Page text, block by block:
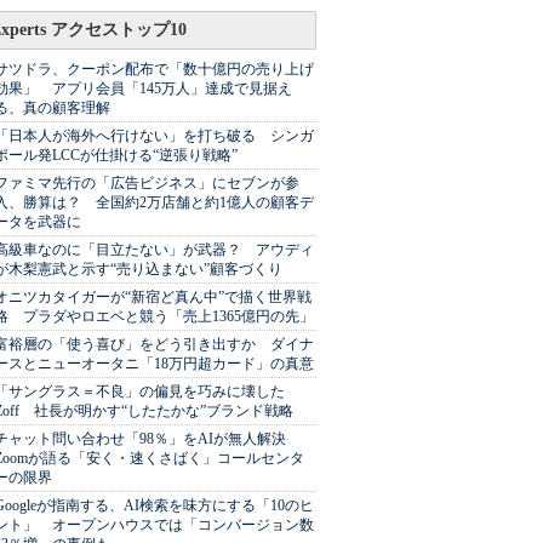
アクセストップ10
ツドラ、クーポン配布で「数十億円の売り上げ
果」 アプリ会員「145万人」達成で見据え
、真の顧客理解
日本人が海外へ行けない」を打ち破る シンガ
ール発LCCが仕掛ける“逆張り戦略”
ァミマ先行の「広告ビジネス」にセブンが参
、勝算は？ 全国約2万店舗と約1億人の顧客デ
タを武器に
級車なのに「目立たない」が武器？ アウディ
木梨憲武と示す“売り込まない”顧客づくり
ニツカタイガーが“新宿ど真ん中”で描く世界戦
プラダやロエベと競う「売上1365億円の先」
裕層の「使う喜び」をどう引き出すか ダイナ
スとニューオータニ「18万円超カード」の真意
サングラス＝不良」の偏見を巧みに壊した
社長が明かす“したたかな”ブランド戦略
ャット問い合わせ「98％」をAIが無人解決
が語る「安く・速くさばく」コールセンタ
の限界
が指南する、AI検索を味方にする「10のヒ
ト」 オープンハウスでは「コンバージョン数